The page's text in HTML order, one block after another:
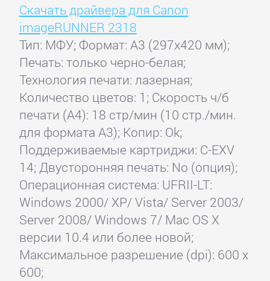
Скачать драйвера для Canon
imageRUNNER 2318
Тип: МФУ; Формат: A3 (297x420 мм);
Печать: только черно-белая;
Технология печати: лазерная;
Количество цветов: 1; Скорость ч/б
печати (А4): 18 стр/мин (10 стр./мин.
для формата A3); Копир: Ok;
Поддерживаемые картриджи: C-EXV
14; Двусторонняя печать: No (опция);
Операционная система: UFRII-LT:
Windows 2000/ XP/ Vista/ Server 2003/
Server 2008/ Windows 7/ Mac OS X
версии 10.4 или более новой;
Максимальное разрешение (dpi): 600 x
600;